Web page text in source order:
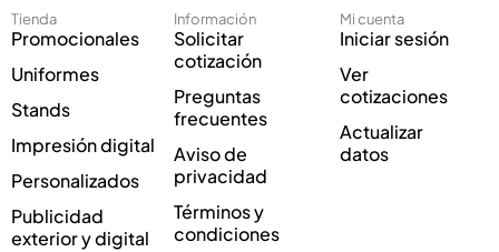
l
e
t
r
n
i
o
n
i
c
o
*
Tienda
Promocionales
Uniformes
Stands
Impresión digital
Personalizados
Publicidad
exterior y digital
Información
Solicitar
cotización
Preguntas
frecuentes
Aviso de
privacidad
Términos y
condiciones
Mi cuenta
Iniciar sesión
Ver
cotizaciones
Actualizar
datos